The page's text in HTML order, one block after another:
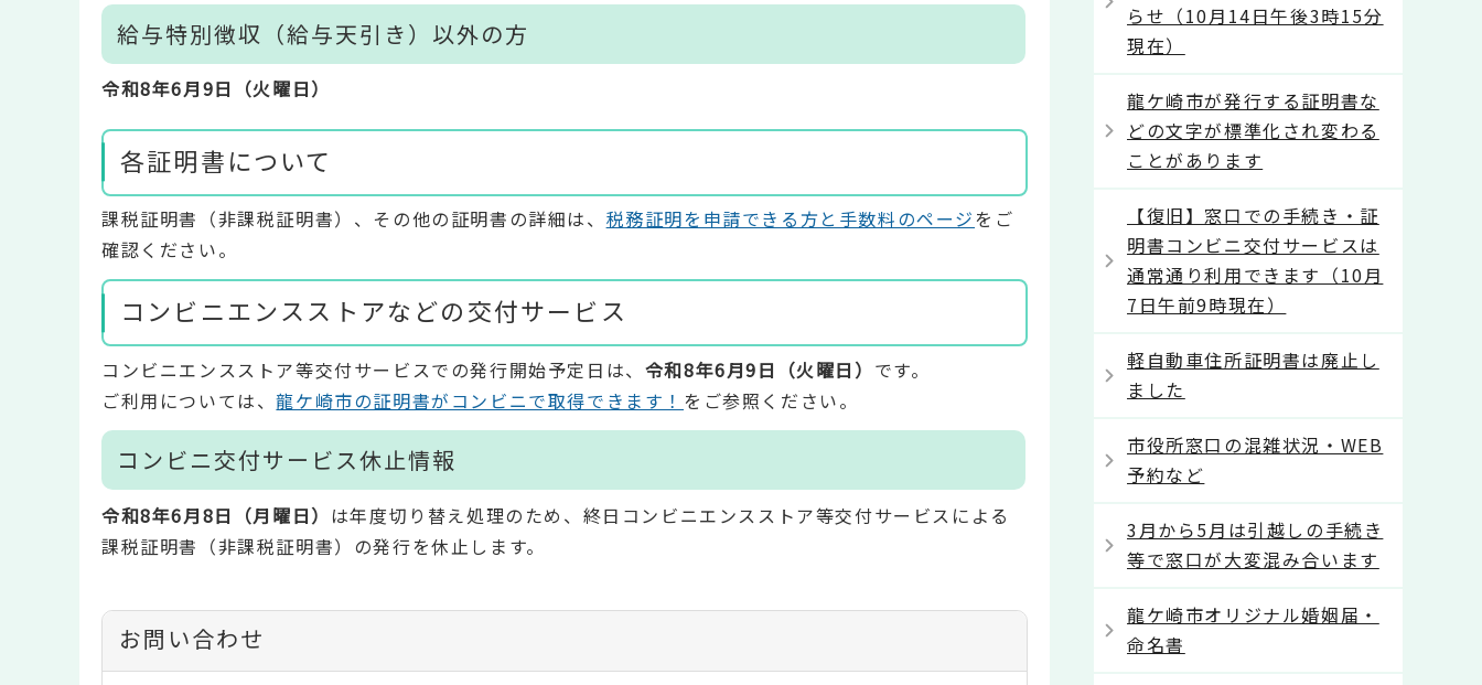
給与特別徴収（給与天引き）以外の方
令和8年6月9日（火曜日）
各証明書について
課税証明書（非課税証明書）、その他の証明書の詳細は、 税務証明を申請できる方と手数料のページをご
確認ください。
コンビニエンスストアなどの交付サービス
コンビニエンスストア等交付サービスでの発行開始予定日は、 令和8年6月9日（火曜日） です。
ご利用については、龍ケ崎市の証明書がコンビニで取得できます！ をご参照ください。
コンビニ交付サービス休止情報
令和8年6月8日（月曜日） は年度切り替え処理のため、終日コンビニエンスストア等交付サービスによる
課税証明書（非課税証明書）の発行を休止します。
お問い合わせ
らせ（10月14日午後3時15分
現在）
龍ケ崎市が発行する証明書な
どの文字が標準化され変わる
ことがあります
【復旧】窓口での手続き・証
明書コンビニ交付サービスは
通常通り利用できます（10月
7日午前9時現在）
軽自動車住所証明書は廃止し
ました
市役所窓口の混雑状況・WEB
予約など
3月から5月は引越しの手続き
等で窓口が大変混み合います
龍ケ崎市オリジナル婚姻届・
命名書